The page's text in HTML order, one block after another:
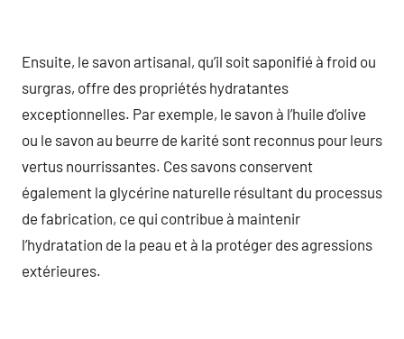
Ensuite, le savon artisanal, qu’il soit saponifié à froid ou
surgras, offre des propriétés hydratantes
exceptionnelles. Par exemple, le savon à l’huile d’olive
ou le savon au beurre de karité sont reconnus pour leurs
vertus nourrissantes. Ces savons conservent
également la glycérine naturelle résultant du processus
de fabrication, ce qui contribue à maintenir
l’hydratation de la peau et à la protéger des agressions
extérieures.